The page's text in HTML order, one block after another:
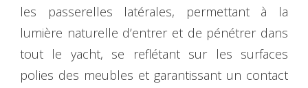
les passerelles latérales, permettant à la
lumière naturelle d’entrer et de pénétrer dans
tout le yacht, se reflétant sur les surfaces
polies des meubles et garantissant un contact